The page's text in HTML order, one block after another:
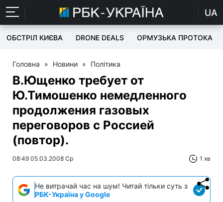
UA
ОБСТРІЛ КИЄВА DRONE DEALS ОРМУЗЬКА ПРОТОКА
Головна » Новини » Політика
В.Ющенко требует от
Ю.Тимошенко немедленного
продолжения газовых
переговоров с Россией
(повтор).
08:49 05.03.2008 Ср 1 хв
Не витрачай час на шум! Читай тільки суть з
РБК-Україна у Google